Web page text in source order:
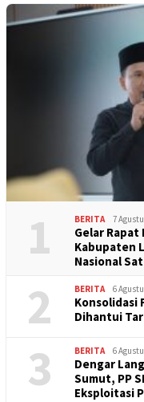
1 BERITA 7
Gelar
Kabupaten
Nasional
2 BERITA 6
Konsolidasi
Dihantui
3 BERITA 6
Dengar
Sumut, PP
Eksploitasi